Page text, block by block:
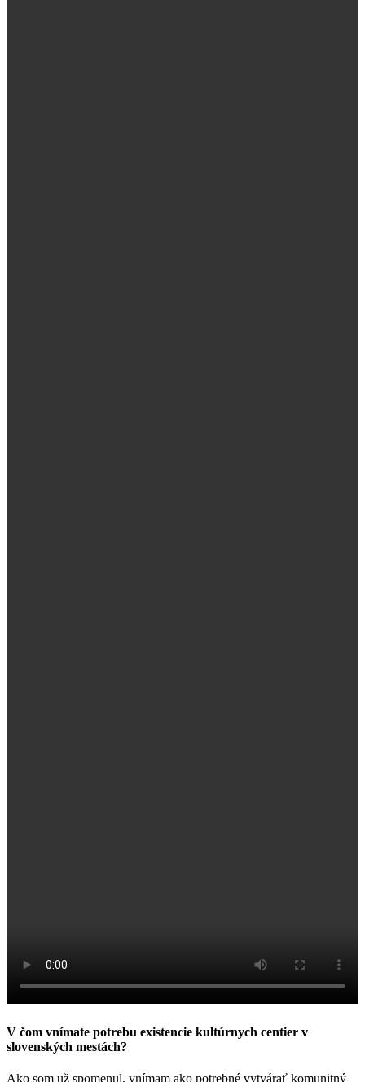
V čom vnímate potrebu existencie kultúrnych centier v
slovenských mestách?
Ako som už spomenul, vnímam ako potrebné vytvárať komunitný